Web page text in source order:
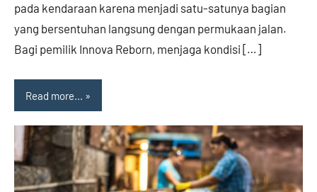
pada kendaraan karena menjadi satu-satunya bagian
yang bersentuhan langsung dengan permukaan jalan.
Bagi pemilik Innova Reborn, menjaga kondisi […]
Read more...